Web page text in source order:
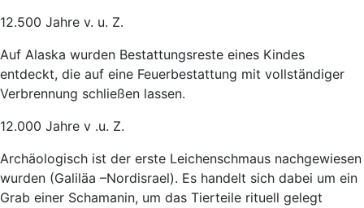
12.500 Jahre v. u. Z.
Auf Alaska wurden Bestattungsreste eines Kindes
entdeckt, die auf eine Feuerbestattung mit vollständiger
Verbrennung schließen lassen.
12.000 Jahre v .u. Z.
Archäologisch ist der erste Leichenschmaus nachgewiesen
wurden (Galiläa –Nordisrael). Es handelt sich dabei um ein
Grab einer Schamanin, um das Tierteile rituell gelegt